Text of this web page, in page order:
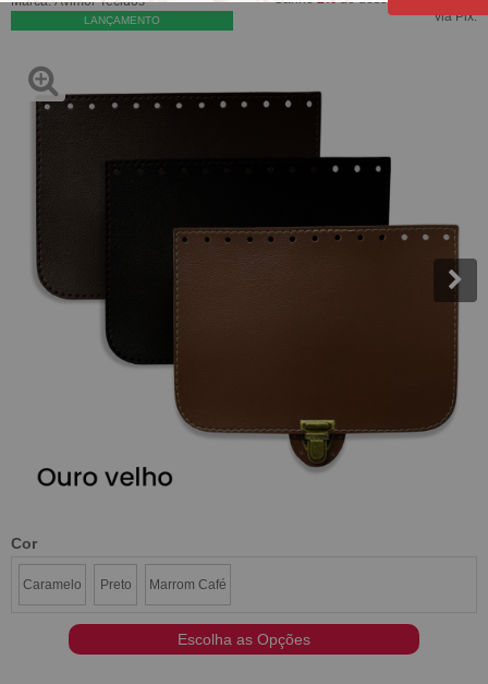
LANÇAMENTO
via Pix.
Cor
Caramelo Preto Marrom Café
Escolha as Opções